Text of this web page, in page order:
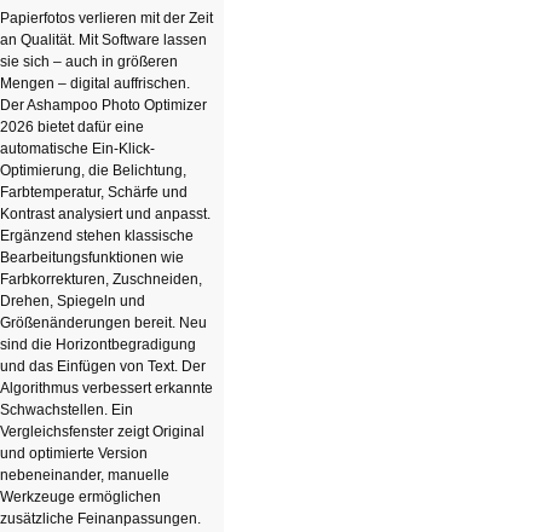
Papierfotos verlieren mit der Zeit
an Qualität. Mit Software lassen
sie sich – auch in größeren
Mengen – digital auffrischen.
Der Ashampoo Photo Optimizer
2026 bietet dafür eine
automatische Ein-Klick-
Optimierung, die Belichtung,
Farbtemperatur, Schärfe und
Kontrast analysiert und anpasst.
Ergänzend stehen klassische
Bearbeitungsfunktionen wie
Farbkorrekturen, Zuschneiden,
Drehen, Spiegeln und
Größenänderungen bereit. Neu
sind die Horizontbegradigung
und das Einfügen von Text. Der
Algorithmus verbessert erkannte
Schwachstellen. Ein
Vergleichsfenster zeigt Original
und optimierte Version
nebeneinander, manuelle
Werkzeuge ermöglichen
zusätzliche Feinanpassungen.